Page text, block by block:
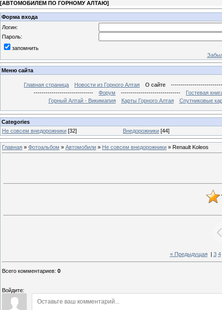
[АВТОМОБИЛЕМ ПО ГОРНОМУ АЛТАЮ]
Форма входа
Логин:
Пароль:
запомнить
Меню сайта
Главная страница Новости из Горного Алтая О сайте
------------------------------
Форум ------------------------------
Гостевая
Горный Алтай - Викимапия
Карты Горного Алтая Спутниковые
Categories
Не совсем внедорожники [32] Внедорожники [44]
Главная » Фотоальбом » Автомобили » Не совсем внедорожники » Renault Koleos
« Предыдущая| 3 4
Всего комментариев: 0
Войдите: